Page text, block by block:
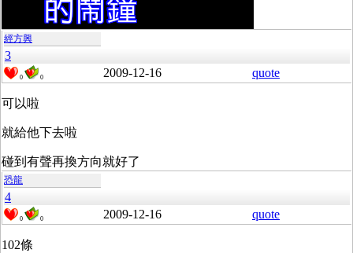
經方興
3
0 0 2009-12-16 quote
可以啦
就給他下去啦
碰到有聲再換方向就好了
恐龍
4
0 0 2009-12-16 quote
102條